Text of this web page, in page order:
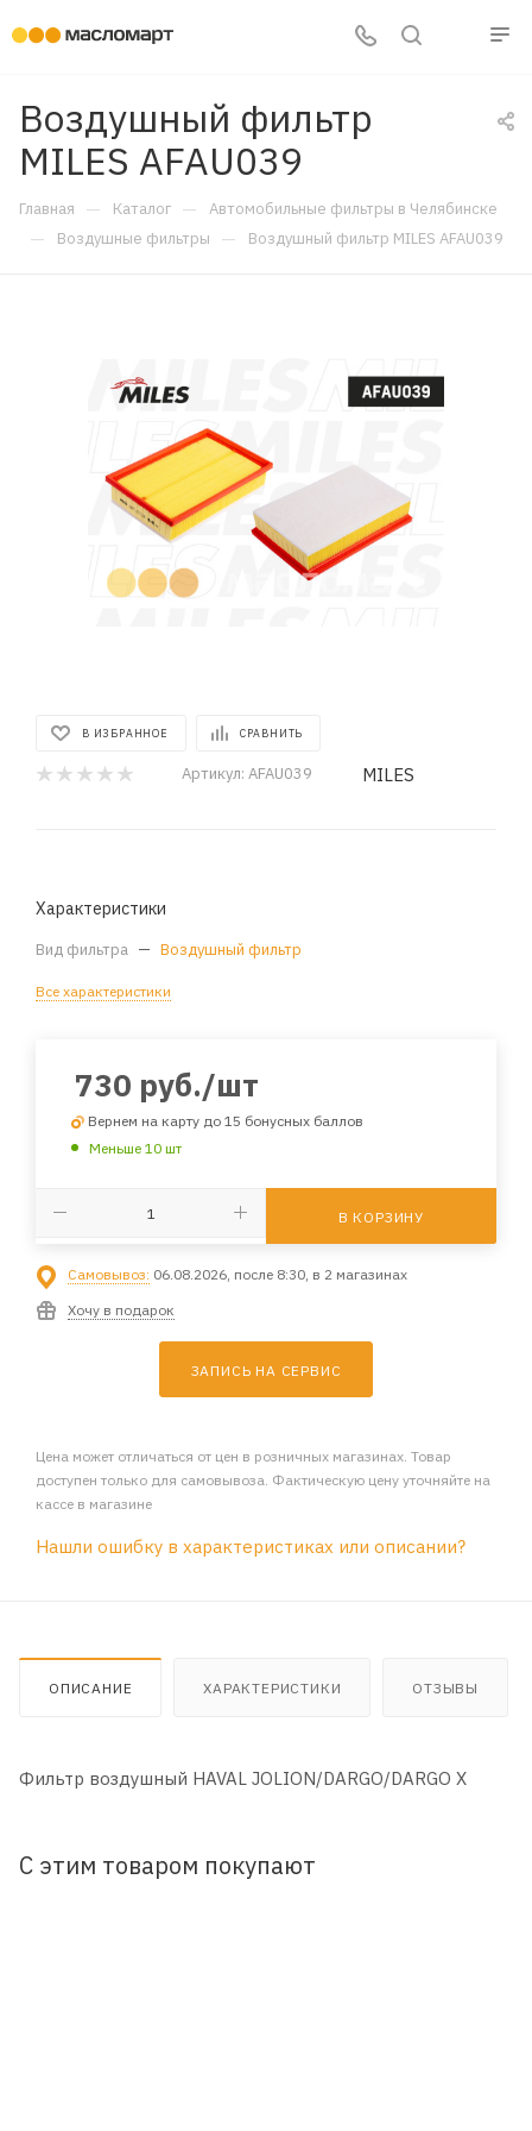
Воздушный фильтр
MILES AFAU039
Главная — Каталог — Автомобильные фильтры в Челябинске
— Воздушные фильтры — Воздушный фильтр MILES AFAU039
В ИЗБРАННОЕ СРАВНИТЬ
Артикул: AFAU039 MILES
Характеристики
Вид фильтра — Воздушный фильтр
Все характеристики
730 руб./шт
Вернем на карту до 15 бонусных баллов
Меньше 10 шт
В КОРЗИНУ
Самовывоз: 06.08.2026, после 8:30, в 2 магазинах
Хочу в подарок
ЗАПИСЬ НА СЕРВИС
Цена может отличаться от цен в розничных магазинах. Товар
доступен только для самовывоза. Фактическую цену уточняйте на
кассе в магазине
Нашли ошибку в характеристиках или описании?
ОПИСАНИЕ ХАРАКТЕРИСТИКИ ОТЗЫВЫ
Фильтр воздушный HAVAL JOLION/DARGO/DARGO X
С этим товаром покупают